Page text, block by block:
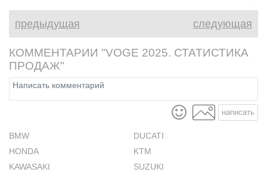
предыдущая следующая
КОММЕНТАРИИ "VOGE 2025. СТАТИСТИКА
ПРОДАЖ"
написать
BMW
DUCATI
HONDA
KTM
KAWASAKI
SUZUKI